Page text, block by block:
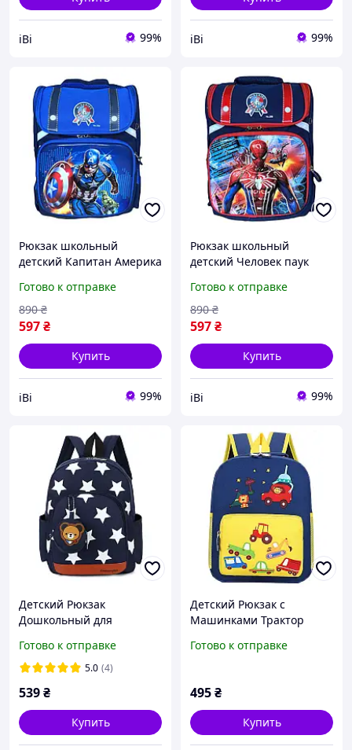
іВі 99% іВі 99%
Рюкзак школьный
детский Капитан Америка
портфель 36х26х15 см
Темно-синий (60972)
Готово к отправке
597₴
890 ₴
Купить
іВі 99%
Рюкзак школьный
детский Человек паук
1 2 3 класс 36х26х15 см
Темно-синий (60973)
Готово к отправке
597₴
890 ₴
Купить
іВі 99%
Детский Рюкзак
Дошкольный для
Готово к отправке
5.0 (4)
539₴
Купить
Детский Рюкзак с
Машинками Трактор
4-6 лет
Готово к отправке
495₴
Купить